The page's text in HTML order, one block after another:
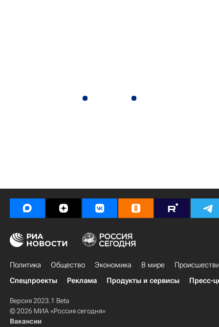
Политика Общество Экономика В мире
Спецпроекты
Реклама Продукты и сервисы Пресс-
Версия 2023.1 Beta
© 2026 МИА «Россия сегодня»
Вакансии